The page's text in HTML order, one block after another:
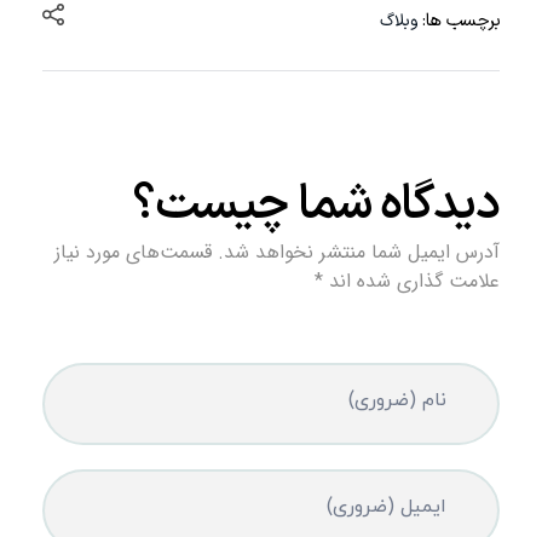
برچسب ها:وبلاگ
دیدگاه شما چیست؟
آدرس ایمیل شما منتشر نخواهد شد. قسمت‌های مورد نیاز
علامت گذاری شده اند *
نام (ضروری)
ایمیل (ضروری)